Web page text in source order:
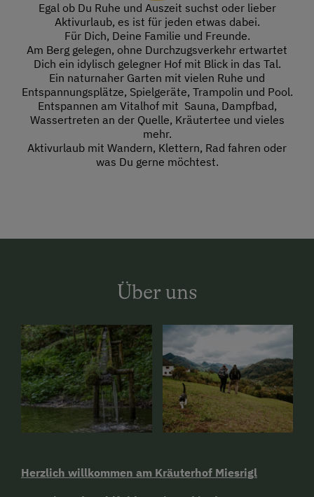
Egal ob Du Ruhe und Auszeit suchst oder lieber
Aktivurlaub, es ist für jeden etwas dabei.
Für Dich, Deine Familie und Freunde.
Am Berg gelegen, ohne Durchzugsverkehr ertwartet
Dich ein idylisch gelegner Hof mit Blick in das Tal.
Ein naturnaher Garten mit vielen Ruhe und
Entspannungsplätze, Spielgeräte, Trampolin und Pool.
Entspannen am Vitalhof mit Sauna, Dampfbad,
Wassertreten an der Quelle, Kräutertee und vieles
mehr.
Aktivurlaub mit Wandern, Klettern, Rad fahren oder
was Du gerne möchtest.
Über uns
Herzlich willkommen am Kräuterhof Miesrigl